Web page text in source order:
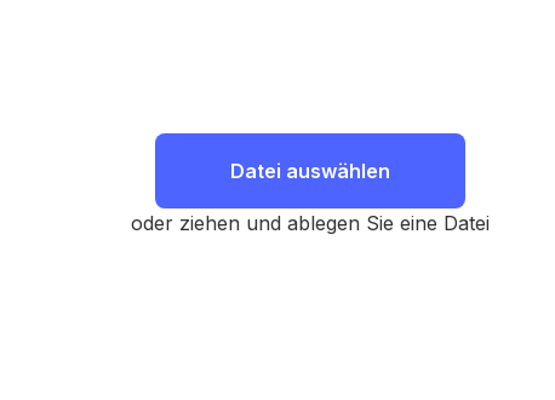
Datei auswählen
oder ziehen und ablegen Sie eine Datei